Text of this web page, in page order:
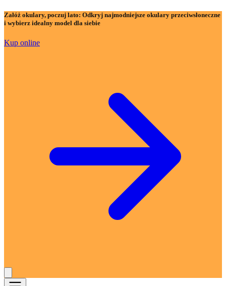
Załóż okulary, poczuj lato: Odkryj najmodniejsze okulary przeciwsłoneczne
i wybierz idealny model dla siebie
Kup online